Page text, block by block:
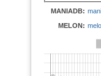
MANIADB:
MELON: